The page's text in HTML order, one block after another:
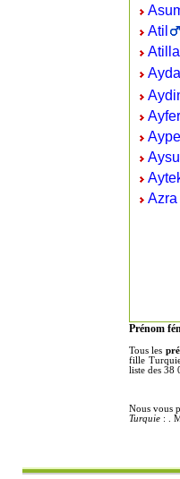
Atil
Atilla
Ayfer
Aysu
Azra
Prénom
Tous les
fille
liste des 38
Nous vous
Turquie : .